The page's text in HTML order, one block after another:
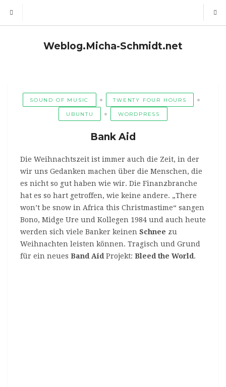
Weblog.Micha-Schmidt.net
SOUND OF MUSIC TWENTY FOUR HOURS
UBUNTU WORDPRESS
Bank Aid
Die Weihnachtszeit ist immer auch die Zeit, in der
wir uns Gedanken machen über die Menschen, die
es nicht so gut haben wie wir. Die Finanzbranche
hat es so hart getroffen, wie keine andere. „There
won’t be snow in Africa this Christmastime“ sangen
Bono, Midge Ure und Kollegen 1984 und auch heute
werden sich viele Banker keinen Schnee zu
Weihnachten leisten können. Tragisch und Grund
für ein neues Band Aid Projekt: Bleed the World.